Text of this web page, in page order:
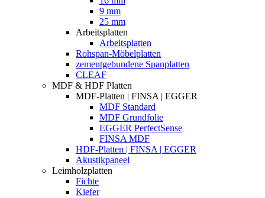
9 mm
25 mm
Arbeitsplatten
Arbeitsplatten
Rohspan-Möbelplatten
zementgebundene Spanplatten
CLEAF
MDF & HDF Platten
MDF-Platten | FINSA | EGGER
MDF Standard
MDF Grundfolie
EGGER PerfectSense
FINSA MDF
HDF-Platten | FINSA | EGGER
Akustikpaneel
Leimholzplatten
Fichte
Kiefer